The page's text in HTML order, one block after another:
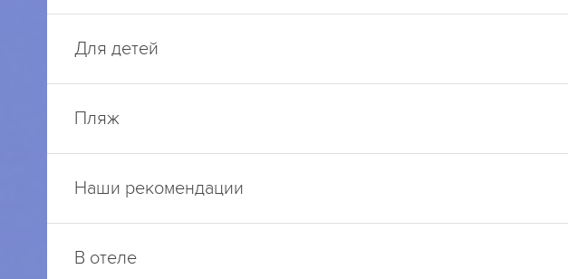
Для детей
Пляж
Наши рекомендации
В отеле